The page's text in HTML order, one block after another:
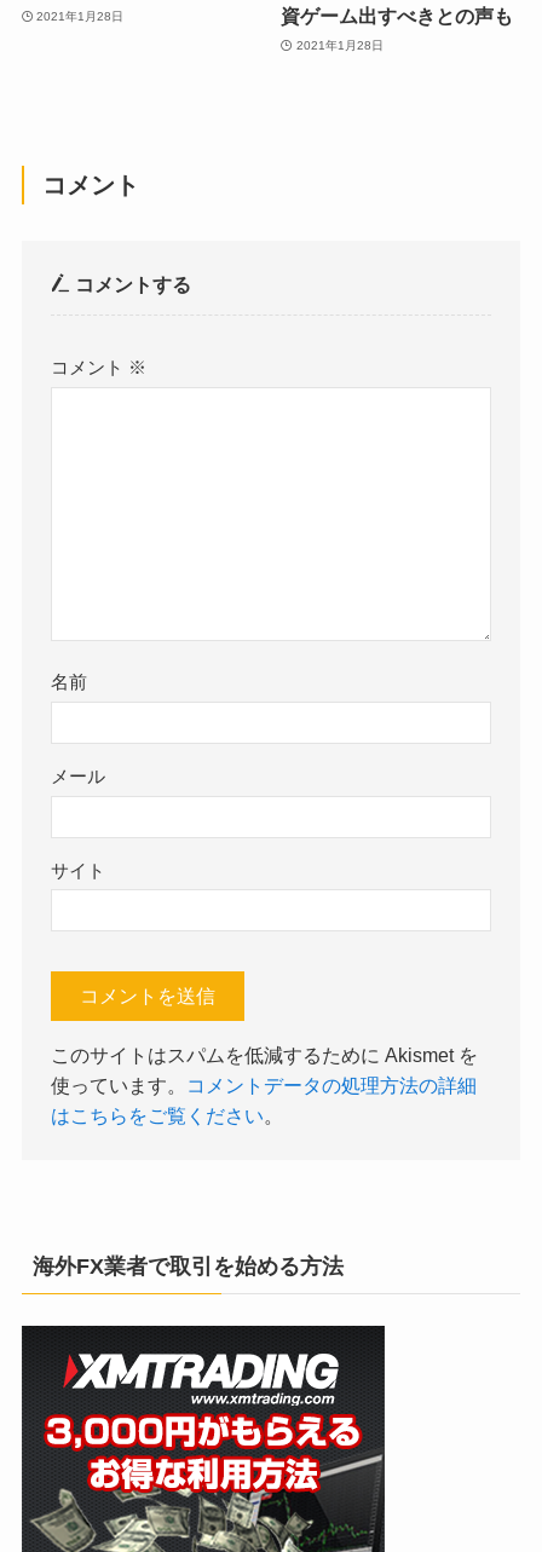
2021年1月28日
資ゲーム出すべきとの声も
2021年1月28日
コメント
コメントする
コメント ※
名前
メール
サイト
このサイトはスパムを低減するために Akismet を
使っています。
コメントデータの処理方法の詳細
はこちらをご覧ください。
海外FX業者で取引を始める方法